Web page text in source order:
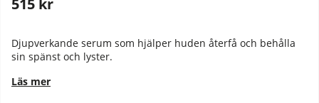
515 kr
Djupverkande serum som hjälper huden återfå och behålla
sin spänst och lyster.
Läs mer